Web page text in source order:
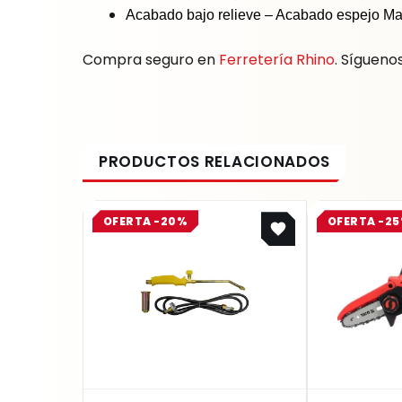
Acabado bajo relieve – Acabado espejo
Compra seguro en Ferretería Rhino.
OFERTA -20%
Original
price
Current
price
OFERTA -